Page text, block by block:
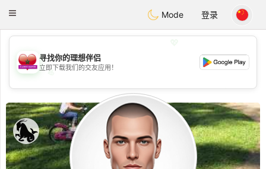
Maroc Dating
Toggle
Mode 登录
💖
💕
💕
寻找你的理想伴侣
立即下载我们的交友应用！